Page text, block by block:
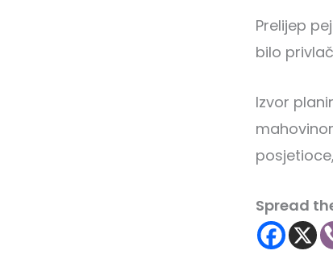
Prelijep
bilo
Izvor
Spread